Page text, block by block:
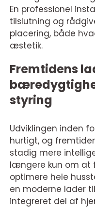
En professionel
tilslutning og
placering, både
æstetik.
Fremtidens
styring
Udviklingen inden
hurtigt, og
stadig mere
længere kun om at
optimere hele
en moderne lader
integreret del af